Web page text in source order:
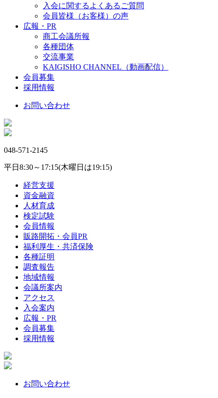
入会に関するよくあるご質問
会員皆様（お客様）の声
広報・PR
商工会議所報
各種団体
交流事業
KAIGISHO CHANNEL（動画配信）
会員募集
採用情報
お問い合わせ
048-571-2145
平日8:30～17:15(木曜日は19:15)
経営支援
資金融資
人材育成
検定試験
会員情報
販路開拓・会員PR
福利厚生・共済保険
各種証明
調査報告
地域情報
会議所案内
アクセス
入会案内
広報・PR
会員募集
採用情報
お問い合わせ